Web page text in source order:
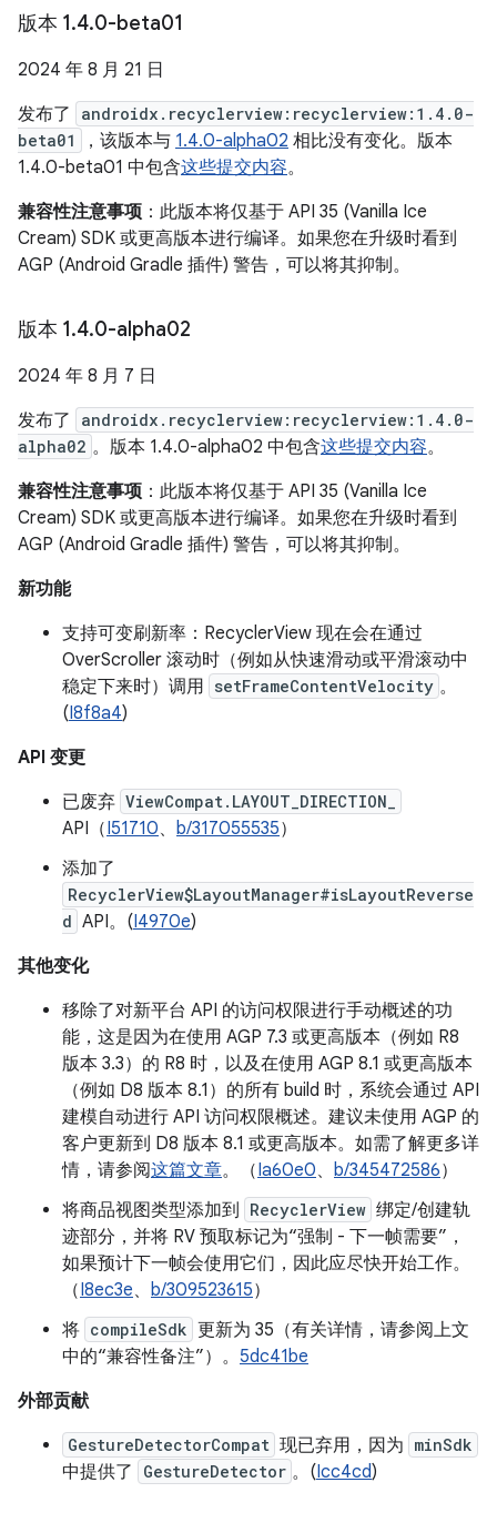
版本 1.4.0-beta01
2024 年 8 月 21 日
发布了
androidx.recyclerview:recyclerview:1.4.0-
beta01
，该版本与 1.4.0-alpha02 相比没有变化。版本
1.4.0-beta01 中包含这些提交内容。
兼容性注意事项 ：此版本将仅基于 API 35 (Vanilla Ice
Cream) SDK 或更高版本进行编译。如果您在升级时看到
AGP (Android Gradle 插件) 警告，可以将其抑制。
版本 1.4.0-alpha02
2024 年 8 月 7 日
发布了
androidx.recyclerview:recyclerview:1.4.0-
alpha02 。版本 1.4.0-alpha02 中包含这些提交内容。
兼容性注意事项 ：此版本将仅基于 API 35 (Vanilla Ice
Cream) SDK 或更高版本进行编译。如果您在升级时看到
AGP (Android Gradle 插件) 警告，可以将其抑制。
新功能
支持可变刷新率：RecyclerView 现在会在通过
OverScroller 滚动时（例如从快速滑动或平滑滚动中
稳定下来时）调用 setFrameContentVelocity 。
(I8f8a4)
API 变更
已废弃 ViewCompat.LAYOUT_DIRECTION_
API（I51710、 b/317055535）
添加了
RecyclerView$LayoutManager#isLayoutReverse
d API。(I4970e)
其他变化
移除了对新平台 API 的访问权限进行手动概述的功
能，这是因为在使用 AGP 7.3 或更高版本（例如 R8
版本 3.3）的 R8 时，以及在使用 AGP 8.1 或更高版本
（例如 D8 版本 8.1）的所有 build 时，系统会通过 API
建模自动进行 API 访问权限概述。建议未使用 AGP 的
客户更新到 D8 版本 8.1 或更高版本。如需了解更多详
情，请参阅这篇文章。（Ia60e0、 b/345472586）
将商品视图类型添加到
RecyclerView 绑定/创建轨
迹部分，并将 RV 预取标记为“强制 - 下一帧需要”，
如果预计下一帧会使用它们，因此应尽快开始工作。
（I8ec3e、 b/309523615）
将 compileSdk 更新为 35（有关详情，请参阅上文
中的“兼容性备注”）。 5dc41be
外部贡献
GestureDetectorCompat 现已弃用，因为 minSdk
中提供了 GestureDetector 。(Icc4cd)